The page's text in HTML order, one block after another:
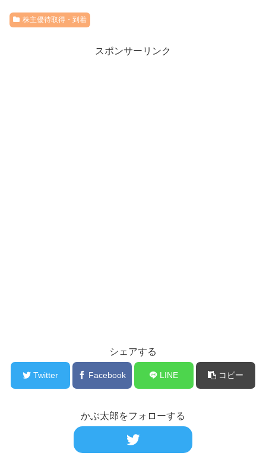
株主優待取得・到着
スポンサーリンク
シェアする
Twitter Facebook LINE コピー
かぶ太郎をフォローする